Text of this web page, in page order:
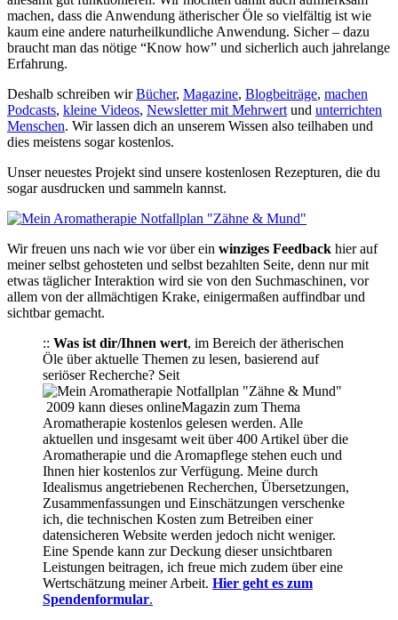
machen, dass die Anwendung ätherischer Öle so vielfältig ist wie
kaum eine andere naturheilkundliche Anwendung. Sicher – dazu
braucht man das nötige “Know how” und sicherlich auch jahrelange
Erfahrung.
Deshalb schreiben wirBücher, Magazine, Blogbeiträge, machen
Podcasts, kleine Videos, Newsletter mit Mehrwert und unterrichten
Menschen. Wir lassen dich an unserem Wissen also teilhaben und
dies meistens sogar kostenlos.
Unser neuestes Projekt sind unsere kostenlosen Rezepturen, die du
sogar ausdrucken und sammeln kannst.
Wir freuen uns nach wie vor über ein winziges Feedback hier auf
meiner selbst gehosteten und selbst bezahlten Seite, denn nur mit
etwas täglicher Interaktion wird sie von den Suchmaschinen, vor
allem von der allmächtigen Krake, einigermaßen auffindbar und
sichtbar gemacht.
:: Was ist dir/Ihnen wert, im Bereich der ätherischen
Öle über aktuelle Themen zu lesen, basierend auf
seriöser Recherche? Seit
2009 kann dieses onlineMagazin zum Thema
Aromatherapie kostenlos gelesen werden. Alle
aktuellen und insgesamt weit über 400 Artikel über die
Aromatherapie und die Aromapflege stehen euch und
Ihnen hier kostenlos zur Verfügung. Meine durch
Idealismus angetriebenen Recherchen, Übersetzungen,
Zusammenfassungen und Einschätzungen verschenke
ich, die technischen Kosten zum Betreiben einer
datensicheren Website werden jedoch nicht weniger.
Eine Spende kann zur Deckung dieser unsichtbaren
Leistungen beitragen, ich freue mich zudem über eine
Wertschätzung meiner Arbeit. Hier geht es zum
Spendenformular.